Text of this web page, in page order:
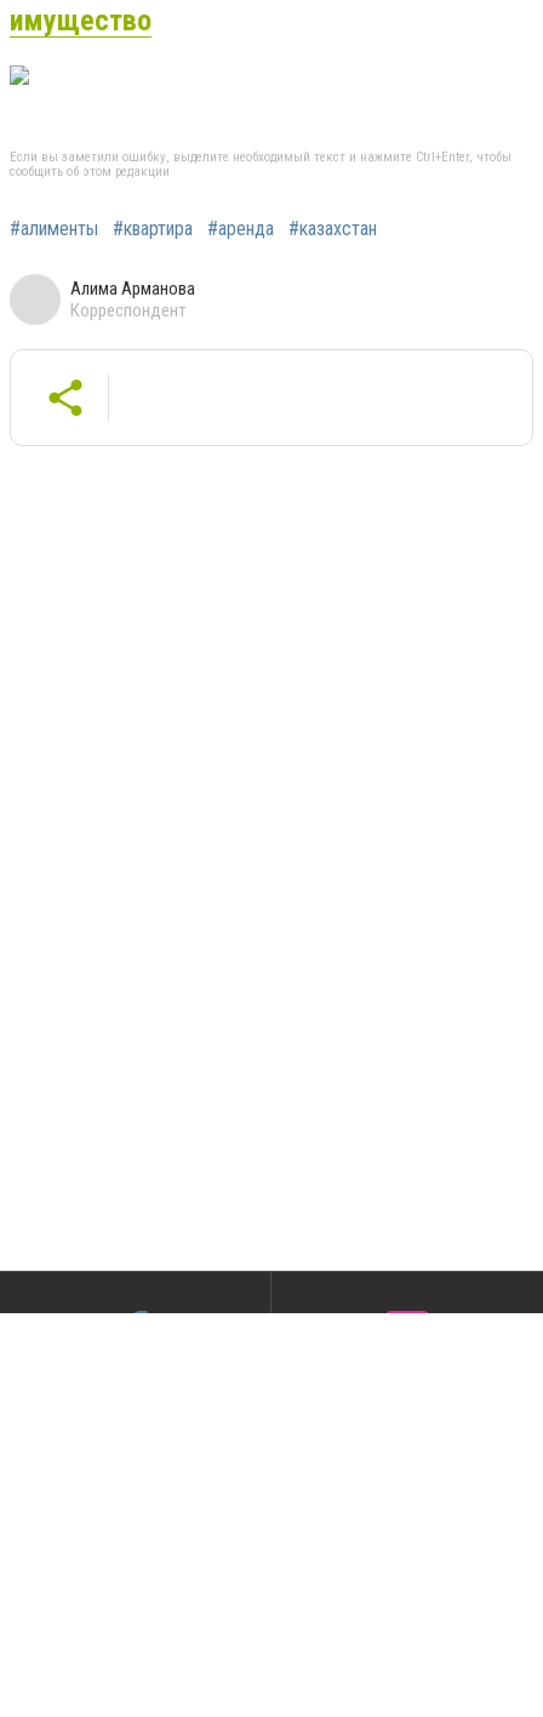
имущество
Если вы заметили ошибку, выделите необходимый текст и нажмите Ctrl+Enter, чтобы
сообщить об этом редакции
#алименты #квартира #аренда #казахстан
Алима Арманова
Корреспондент